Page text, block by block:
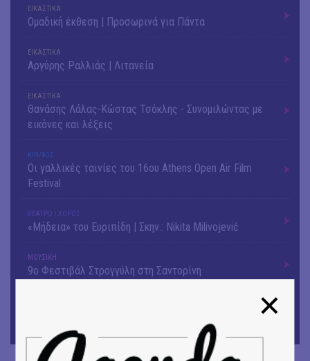
ΕΙΚΑΣΤΙΚΑ
Ομαδική έκθεση | Προσωρινά για Πάντα
ΕΙΚΑΣΤΙΚΑ
Αργύρης Ραλλιάς | Λιτανεία
ΕΙΚΑΣΤΙΚΑ
Θανάσης Λάλας-Κώστας Τσόκλης - Συνομιλώντας με
εικόνες και λέξεις
ΚΙΝ/ΦΟΣ
Οι γαλλικές ταινίες του 16ου Athens Open Air Film
Festival
ΘΕΑΤΡΟ / ΧΟΡΟΣ
«Μήδεια» του Ευριπίδη | Σκην.: Nikita Milivojević
ΜΟΥΣΙΚΗ
9o Φεστιβάλ Στρογγύλη στη Σαντορίνη
Θέατρου Επιδαύρου